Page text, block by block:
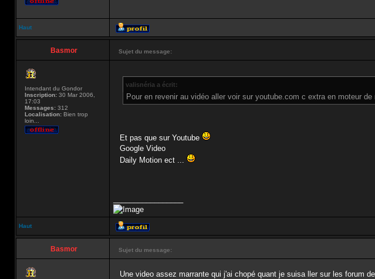
Haut
Basmor Sujet du message:
Intendant du Gondor
Inscription: 30 Mar 2006,
17:03
Messages: 312
Localisation: Bien trop
loin...
valisnéria a écrit:
Pour en revenir au vidéo aller voir sur youtube.com c extra en moteur
Et pas que sur Youtube
Google Video
Daily Motion ect ...
Haut
Basmor Sujet du message:
Une video assez marrante qui j'ai chopé quant je suisa ller sur les forum